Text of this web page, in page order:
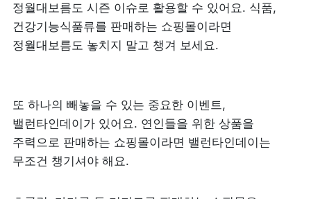
정월대보름도 시즌 이슈로 활용할 수 있어요. 식품,
건강기능식품류를 판매하는 쇼핑몰이라면
정월대보름도 놓치지 말고 챙겨 보세요.
또 하나의 빼놓을 수 있는 중요한 이벤트,
밸런타인데이가 있어요. 연인들을 위한 상품을
주력으로 판매하는 쇼핑몰이라면 밸런타인데이는
무조건 챙기셔야 해요.